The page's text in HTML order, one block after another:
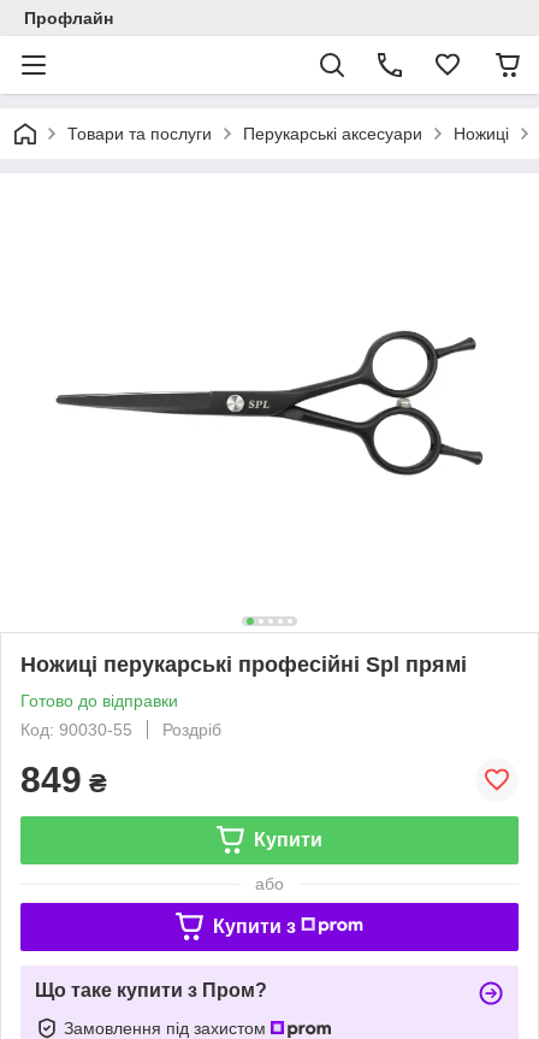
Профлайн
Товари та послуги Перукарські аксесуари Ножиці
Ножиці перукарські професійні Spl прямі
Готово до відправки
Код: 90030-55
Роздріб
849 ₴
Купити
або
Купити з
Що таке купити з Пром?
Замовлення під захистом